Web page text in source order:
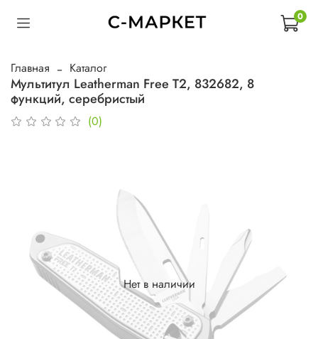
0
Главная Каталог
Мультитул Leatherman Free T2, 832682, 8
функций, серебристый
(0)
Нет в наличии